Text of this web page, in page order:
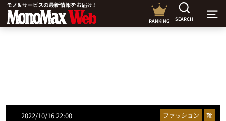
RANKING SEARCH
2022/10/16 22:00 ファッション 靴